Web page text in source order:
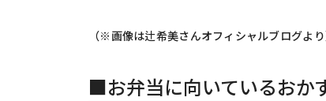
（※画像は辻希美さんオフィシャルブログより
■お弁当に向いているおか